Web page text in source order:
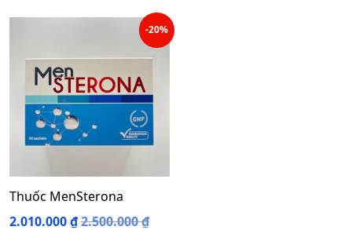
-20%
Thuốc MenSterona
2.010.000₫2.500.000₫